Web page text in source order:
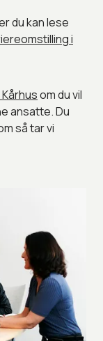
du kan lese
i
om du vil
ansatte. Du
så tar vi